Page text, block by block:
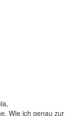
Wie ich genau zur